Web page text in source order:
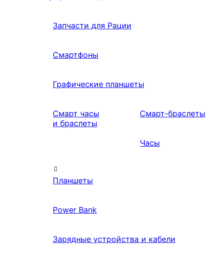
Запчасти для Рации
Смартфоны
Графические планшеты
Смарт часы
и браслеты
Смарт-браслеты
Часы
Планшеты
Power Bank
Зарядные устройства и кабели